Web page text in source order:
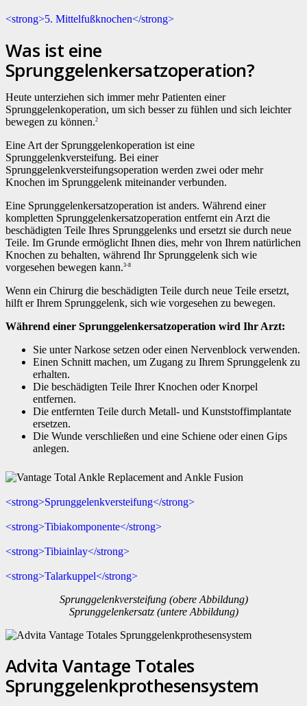
<strong>5. Mittelfußknochen</strong>
Was ist eine
Sprunggelenkersatzoperation?
Heute unterziehen sich immer mehr Patienten einer
Sprunggelenkoperation, um sich besser zu fühlen und sich leichter
bewegen zu können.2
Eine Art der Sprunggelenkoperation ist eine
Sprunggelenkversteifung. Bei einer
Sprunggelenkversteifungsoperation werden zwei oder mehr
Knochen im Sprunggelenk miteinander verbunden.
Eine Sprunggelenkersatzoperation ist anders. Während einer
kompletten Sprunggelenkersatzoperation entfernt ein Arzt die
beschädigten Teile Ihres Sprunggelenks und ersetzt sie durch neue
Teile. Im Grunde ermöglicht Ihnen dies, mehr von Ihrem natürlichen
Knochen zu behalten, während Ihr Sprunggelenk sich wie
vorgesehen bewegen kann.3-8
Wenn ein Chirurg die beschädigten Teile durch neue Teile ersetzt,
hilft er Ihrem Sprunggelenk, sich wie vorgesehen zu bewegen.
Während einer Sprunggelenkersatzoperation wird Ihr Arzt:
Sie unter Narkose setzen oder einen Nervenblock verwenden.
Einen Schnitt machen, um Zugang zu Ihrem Sprunggelenk zu
erhalten.
Die beschädigten Teile Ihrer Knochen oder Knorpel
entfernen.
Die entfernten Teile durch Metall- und Kunststoffimplantate
ersetzen.
Die Wunde verschließen und eine Schiene oder einen Gips
anlegen.
<strong>Sprunggelenkversteifung</strong>
<strong>Tibiakomponente</strong>
<strong>Tibiainlay</strong>
<strong>Talarkuppel</strong>
Sprunggelenkversteifung (obere Abbildung)
Sprunggelenkersatz (untere Abbildung)
Advita Vantage Totales
Sprunggelenkprothesensystem